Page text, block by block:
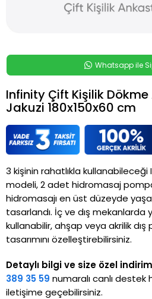
Whatsapp ile
Infinity Çift Kişilik
Jakuzi 180x150x60 cm
3 kişinin rahatlıkla
modeli, 2 adet hidromasaj
hidromasajı en üst düzeyde
tasarlandı. İç ve dış mekanlarda
kullanabilir, ahşap veya akrilik dış
tasarımını özelleştirebilirsiniz.
Detaylı bilgi ve size özel
389 35 59 numaralı canlı destek
iletişime geçebilirsiniz.